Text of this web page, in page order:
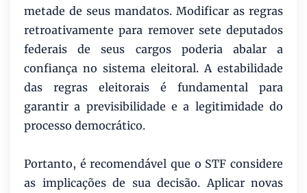
metade de seus mandatos. Modificar as regras
retroativamente para remover sete deputados
federais de seus cargos poderia abalar a
confiança no sistema eleitoral. A estabilidade
das regras eleitorais é fundamental para
garantir a previsibilidade e a legitimidade do
processo democrático.
Portanto, é recomendável que o STF considere
as implicações de sua decisão. Aplicar novas